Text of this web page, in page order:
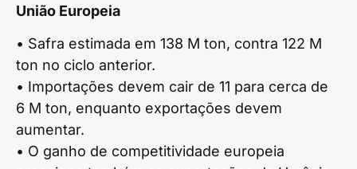
União Europeia
• Safra estimada em 138 M ton, contra 122 M
ton no ciclo anterior.
• Importações devem cair de 11 para cerca de
6 M ton, enquanto exportações devem
aumentar.
• O ganho de competitividade europeia